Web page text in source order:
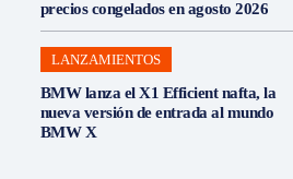
precios congelados en agosto 2026
LANZAMIENTOS
BMW lanza el X1 Efficient nafta, la
nueva versión de entrada al mundo
BMW X